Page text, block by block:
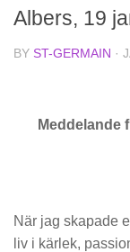
Albers, 19
BY ST-GERMAIN ·
Meddelande
När jag skapade
liv i kärlek,